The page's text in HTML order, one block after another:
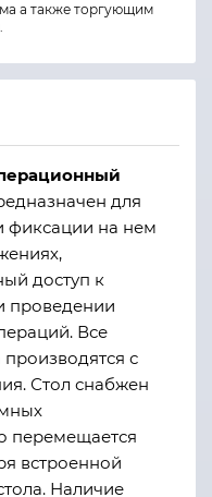
а также торгующим
для
фиксации на нем
доступ к
проведении
Все
с
Стол снабжен
перемещается
встроенной
Наличие